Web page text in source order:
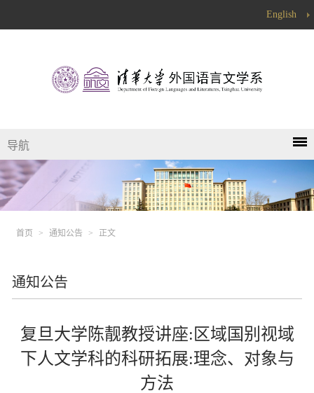
English
导航
首页 > 通知公告 > 正文
通知公告
复旦大学陈靓教授讲座:区域国别视域
下人文学科的科研拓展:理念、对象与
方法